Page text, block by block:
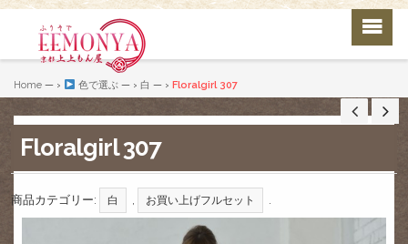
Home — › 色で選ぶ— › 白 — › Floralgirl 307
Floralgirl 307
商品カテゴリー: 白 , お買い上げフルセット .